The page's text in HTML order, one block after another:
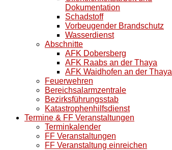
Dokumentation
Schadstoff
Vorbeugender Brandschutz
Wasserdienst
Abschnitte
AFK Dobersberg
AFK Raabs an der Thaya
AFK Waidhofen an der Thaya
Feuerwehren
Bereichsalarmzentrale
Bezirksführungsstab
Katastrophenhilfsdienst
Termine & FF Veranstaltungen
Terminkalender
FF Veranstaltungen
FF Veranstaltung einreichen